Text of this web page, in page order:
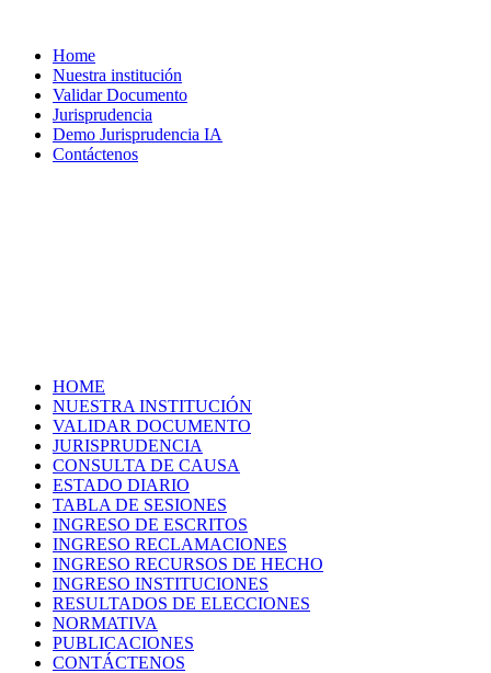
Home
Nuestra institución
Validar Documento
Jurisprudencia
Demo Jurisprudencia IA
Contáctenos
HOME
NUESTRA INSTITUCIÓN
VALIDAR DOCUMENTO
JURISPRUDENCIA
CONSULTA DE CAUSA
ESTADO DIARIO
TABLA DE SESIONES
INGRESO DE ESCRITOS
INGRESO RECLAMACIONES
INGRESO RECURSOS DE HECHO
INGRESO INSTITUCIONES
RESULTADOS DE ELECCIONES
NORMATIVA
PUBLICACIONES
CONTÁCTENOS